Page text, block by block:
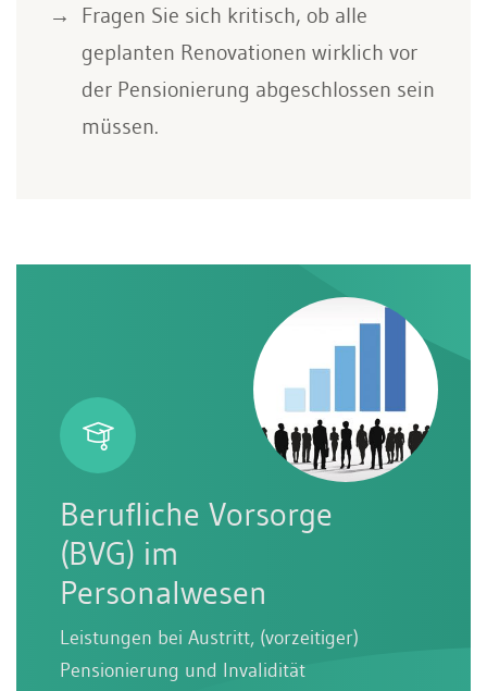
Fragen Sie sich kritisch, ob alle
geplanten Renovationen wirklich vor
der Pensionierung abgeschlossen sein
müssen.
Berufliche Vorsorge
(BVG) im
Personalwesen
Leistungen bei Austritt, (vorzeitiger)
Pensionierung und Invalidität